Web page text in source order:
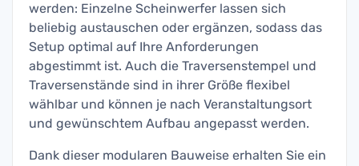
werden: Einzelne Scheinwerfer lassen sich
beliebig austauschen oder ergänzen, sodass das
Setup optimal auf Ihre Anforderungen
abgestimmt ist. Auch die Traversenstempel und
Traversenstände sind in ihrer Größe flexibel
wählbar und können je nach Veranstaltungsort
und gewünschtem Aufbau angepasst werden.
Dank dieser modularen Bauweise erhalten Sie ein